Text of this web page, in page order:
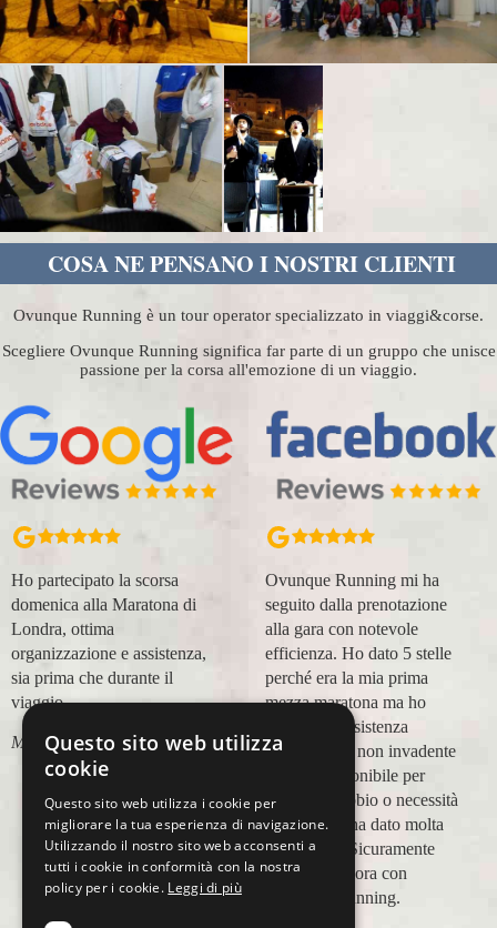
COSA NE PENSANO I NOSTRI CLIENTI
Ovunque Running è un tour operator specializzato in viaggi&corse.
Scegliere Ovunque Running significa far parte di un gruppo che unisce
passione per la corsa all'emozione di un viaggio.
Ho partecipato la scorsa
domenica alla Maratona di
Londra, ottima
organizzazione e assistenza,
sia prima che durante il
viaggio.
Marco Canigi
Ovunque Running mi ha
seguito dalla prenotazione
alla gara con notevole
efficienza. Ho dato 5 stelle
perché era la mia prima
mezza maratona ma ho
trovato un'assistenza
impeccabile, non invadente
e molto disponibile per
qualsiasi dubbio o necessità
e questo mi ha dato molta
tranquillità. Sicuramente
viaggerò ancora con
Ovunque Running.
Questo sito web utilizza
cookie
Questo sito web utilizza i cookie per
migliorare la tua esperienza di navigazione.
Utilizzando il nostro sito web acconsenti a
tutti i cookie in conformità con la nostra
policy per i cookie. Leggi di più